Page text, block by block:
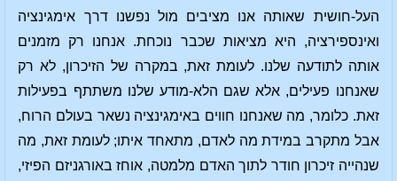
העל-חושית שאותה אנו מציבים מול נפשנו דרך אימגינציה
ואינספירציה, היא מציאות שכבר נוכחת. אנחנו רק מזמנים
אותה לתודעה שלנו. לעומת זאת, במקרה של הזיכרון, לא רק
שאנחנו פעילים, אלא שגם הלא-מודע שלנו משתתף בפעילות
זאת. כלומר, מה שאנחנו חווים באימגינציה נשאר בעולם הרוח,
אבל מתקרב במידת מה לאדם, מתאחד איתו; לעומת זאת, מה
שנהייה זיכרון חודר לתוך האדם מלמטה, אוחז באורגניזם הפיזי,